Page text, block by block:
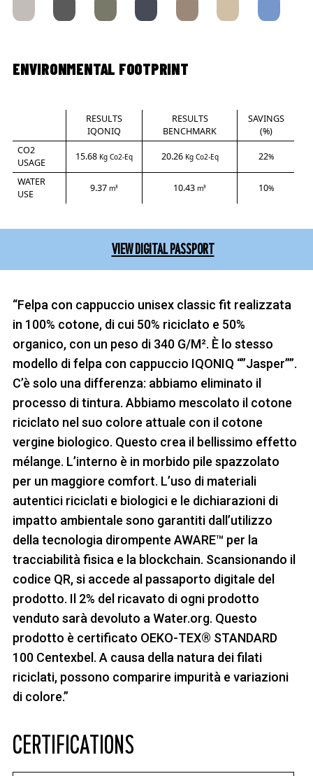
ENVIRONMENTAL FOOTPRINT
RESULTS
IQONIQ
RESULTS
BENCHMARK
SAVINGS
(%)
CO2
USAGE
15.68 Kg Co2-Eq 20.26 Kg Co2-Eq 22%
WATER
USE
9.37 m³ 10.43 m³ 10%
VIEW DIGITAL PASSPORT
“Felpa con cappuccio unisex classic fit realizzata
in 100% cotone, di cui 50% riciclato e 50%
organico, con un peso di 340 G/M². È lo stesso
modello di felpa con cappuccio IQONIQ “”Jasper””.
C’è solo una differenza: abbiamo eliminato il
processo di tintura. Abbiamo mescolato il cotone
riciclato nel suo colore attuale con il cotone
vergine biologico. Questo crea il bellissimo effetto
mélange. L’interno è in morbido pile spazzolato
per un maggiore comfort. L’uso di materiali
autentici riciclati e biologici e le dichiarazioni di
impatto ambientale sono garantiti dall’utilizzo
della tecnologia dirompente AWARE™ per la
tracciabilità fisica e la blockchain. Scansionando il
codice QR, si accede al passaporto digitale del
prodotto. Il 2% del ricavato di ogni prodotto
venduto sarà devoluto a Water.org. Questo
prodotto è certificato OEKO-TEX® STANDARD
100 Centexbel. A causa della natura dei filati
riciclati, possono comparire impurità e variazioni
di colore.”
CERTIFICATIONS